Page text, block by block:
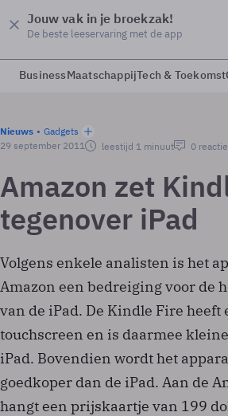
Jouw vak in je broekzak!
De beste leeservaring met de app
BusinessMaatschappijTech & Toekomst
Nieuws
Gadgets
29 september 2011
leestijd 1 minuut 0
Amazon zet
tegenover iPad
Volgens enkele analisten is het
Amazon een bedreiging voor de
van de iPad. De Kindle Fire heeft
touchscreen en is daarmee
iPad. Bovendien wordt het
goedkoper dan de iPad. Aan de
hangt een prijskaartje van 199